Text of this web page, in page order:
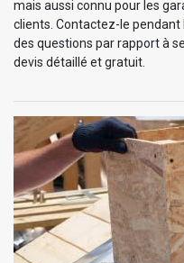
mais aussi connu pour les
clients. Contactez-le pendant
des questions par rapport à
devis détaillé et gratuit.